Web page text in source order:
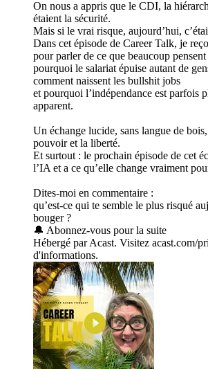
On nous a appris que le CDI, la
étaient la sécurité.
Mais si le vrai risque, aujourd’hui,
Dans cet épisode de Career Talk, je
pour parler de ce que beaucoup
pourquoi le salariat épuise autant de
comment naissent les bullshit jobs
et pourquoi l’indépendance est parfois
apparent.
Un échange lucide, sans langue de
pouvoir et la liberté.
Et surtout : le prochain épisode de cet
l’IA et a ce qu’elle change vraiment
Dites-moi en commentaire :
qu’est-ce qui te semble le plus risqué
bouger ?
🔔 Abonnez-vous pour la suite
Hébergé par Acast. Visitez acast.com/
d'informations.